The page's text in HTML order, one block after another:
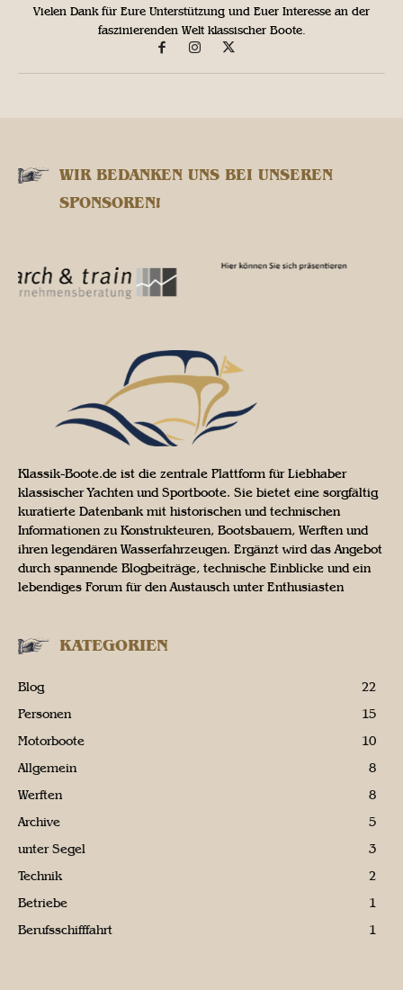
Vielen Dank für Eure Unterstützung und Euer Interesse an der
faszinierenden Welt klassischer Boote.
WIR BEDANKEN UNS BEI UNSEREN
SPONSOREN!
Klassik-Boote.de ist die zentrale Plattform für Liebhaber
klassischer Yachten und Sportboote. Sie bietet eine sorgfältig
kuratierte Datenbank mit historischen und technischen
Informationen zu Konstrukteuren, Bootsbauern, Werften und
ihren legendären Wasserfahrzeugen. Ergänzt wird das Angebot
durch spannende Blogbeiträge, technische Einblicke und ein
lebendiges Forum für den Austausch unter Enthusiasten
KATEGORIEN
Blog
22
Personen
15
Motorboote
10
Allgemein
8
Werften
8
Archive
5
unter Segel
3
Technik
2
Betriebe
1
Berufsschifffahrt
1